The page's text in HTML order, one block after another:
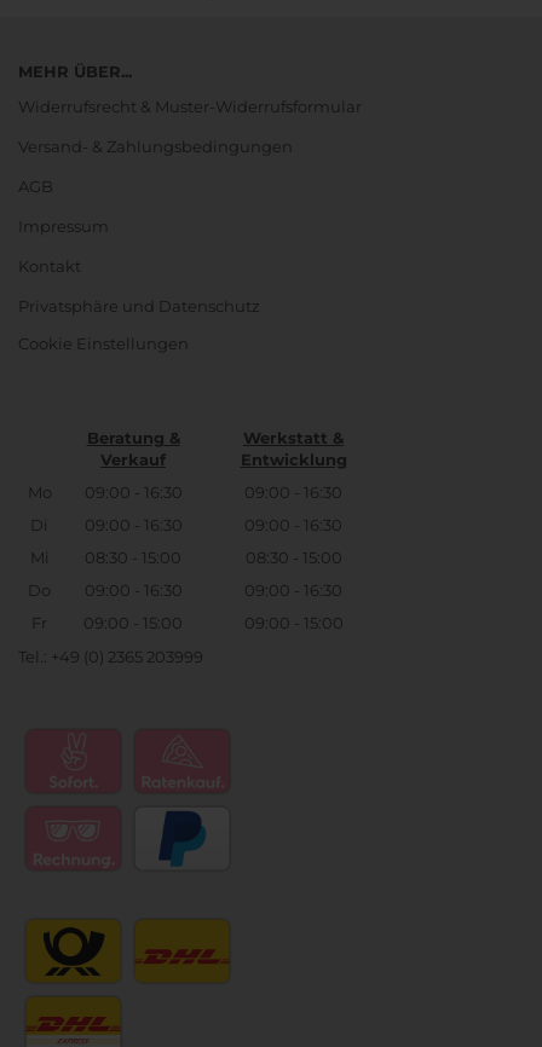
MEHR ÜBER...
Widerrufsrecht & Muster-Widerrufsformular
Versand- & Zahlungsbedingungen
AGB
Impressum
Kontakt
Privatsphäre und Datenschutz
Cookie Einstellungen
Beratung &
Verkauf
Werkstatt &
Entwicklung
Mo
09:00 - 16:30
09:00 - 16:30
Di
09:00 - 16:30
09:00 - 16:30
Mi
08:30 - 15:00
08:30 - 15:00
Do
09:00 - 16:30
09:00 - 16:30
Fr
09:00 - 15:00
09:00 - 15:00
Tel.: +49 (0) 2365 203999